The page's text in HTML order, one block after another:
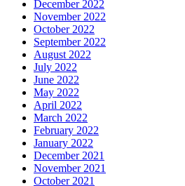
December 2022
November 2022
October 2022
September 2022
August 2022
July 2022
June 2022
May 2022
April 2022
March 2022
February 2022
January 2022
December 2021
November 2021
October 2021